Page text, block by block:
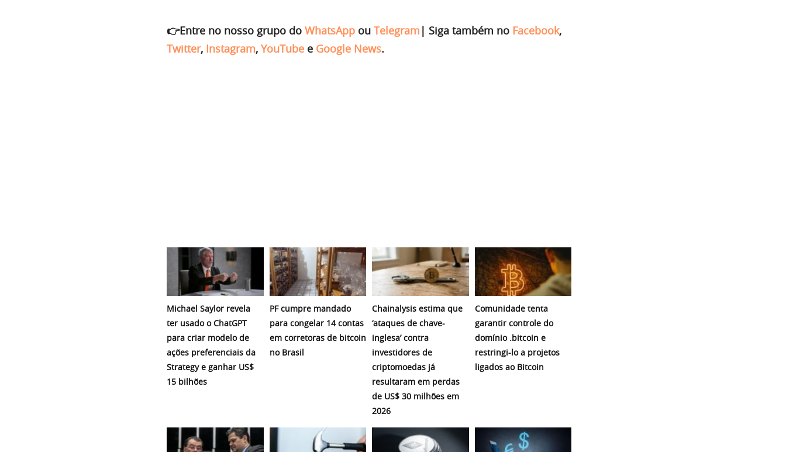
👉Entre no nosso grupo do WhatsApp ou Telegram | Siga também no Facebook,
Twitter, Instagram, YouTube e Google News.
Michael Saylor revela
ter usado o ChatGPT
para criar modelo de
ações preferenciais da
Strategy e ganhar US$
15 bilhões
PF cumpre mandado
para congelar 14 contas
em corretoras de bitcoin
no Brasil
Chainalysis estima que
‘ataques de chave-
inglesa’ contra
investidores de
criptomoedas já
resultaram em perdas
de US$ 30 milhões em
2026
Comunidade tenta
garantir controle do
domínio .bitcoin e
restringi-lo a projetos
ligados ao Bitcoin